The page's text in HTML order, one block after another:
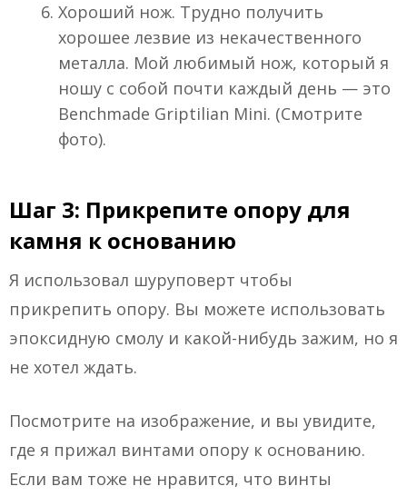
Хороший нож. Трудно получить
хорошее лезвие из некачественного
металла. Мой любимый нож, который я
ношу с собой почти каждый день — это
Benchmade Griptilian Mini. (Смотрите
фото).
Шаг 3: Прикрепите опору для
камня к основанию
Я использовал шуруповерт чтобы
прикрепить опору. Вы можете использовать
эпоксидную смолу и какой-нибудь зажим, но я
не хотел ждать.
Посмотрите на изображение, и вы увидите,
где я прижал винтами опору к основанию.
Если вам тоже не нравится, что винты